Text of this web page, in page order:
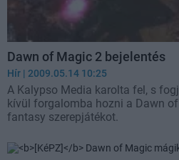
Dawn of Magic 2 bejelentés
Hír | 2009.05.14 10:25
A Kalypso Media karolta fel, s
kívül forgalomba hozni a Dawn
fantasy szerepjátékot.